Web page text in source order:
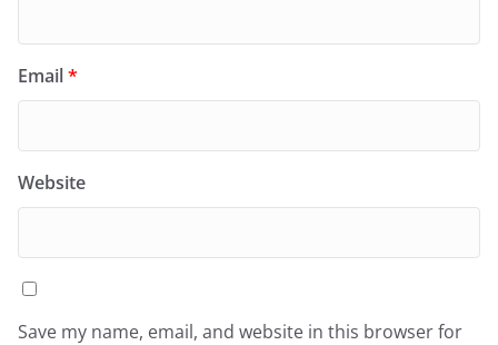
Email*
Website
Save my name, email, and website in this browser for